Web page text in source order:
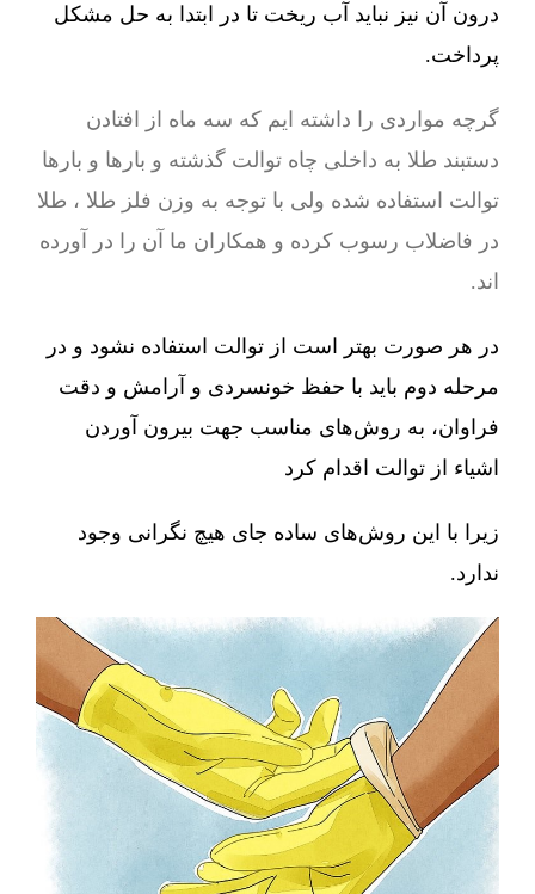
درون آن نیز نباید آب ریخت تا در ابتدا به حل مشکل
پرداخت.
گرچه مواردی را داشته ایم که سه ماه از افتادن
دستبند طلا به داخلی چاه توالت گذشته و بارها و بارها
توالت استفاده شده ولی با توجه به وزن فلز طلا ، طلا
در فاضلاب رسوب کرده و همکاران ما آن را در آورده
اند.
در هر صورت بهتر است از توالت استفاده نشود و در
مرحله دوم باید با حفظ خونسردی و آرامش و دقت
فراوان، به روش‌های مناسب جهت بیرون آوردن
اشیاء از توالت اقدام کرد
زیرا با این روش‌های ساده جای هیچ نگرانی وجود
ندارد.